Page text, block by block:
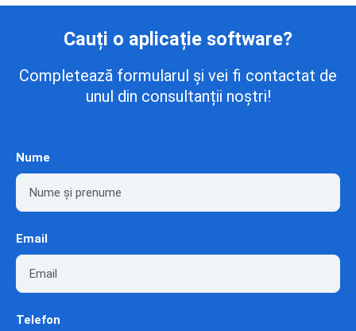
Cauți o aplicație software?
Completează formularul și vei fi contactat de
unul din consultanții noștri!
Nume
Email
Telefon